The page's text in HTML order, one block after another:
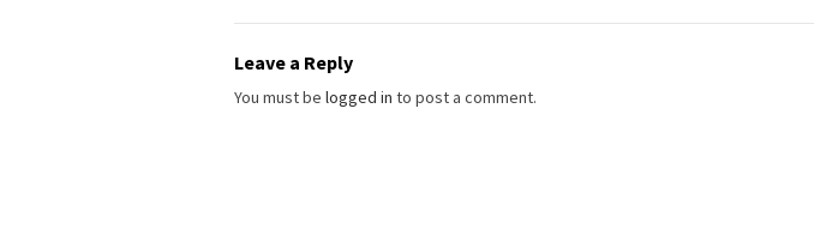
Leave a Reply
You must be logged in to post a comment.